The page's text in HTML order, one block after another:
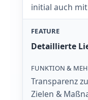
initial auch
Detaillierte
Transparenz
Zielen &